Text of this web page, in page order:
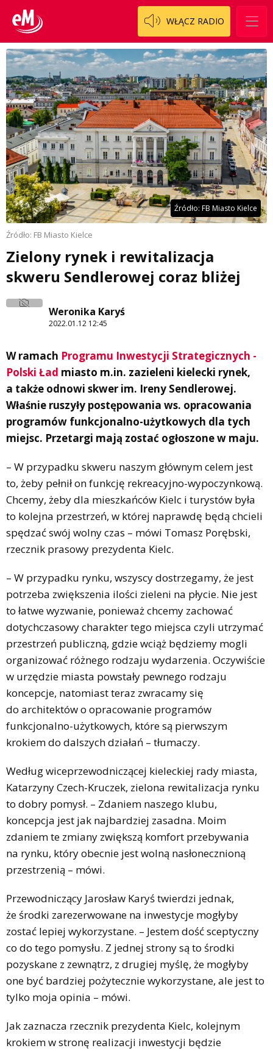
WŁĄCZ RADIO
Źródło: FB Miasto Kielce
Źródło: FB Miasto Kielce
Zielony rynek i rewitalizacja
skweru Sendlerowej coraz bliżej
Weronika Karyś
2022.01.12 12:45
W ramach Programu Inwestycji Strategicznych -
Polski Ład miasto m.in. zazieleni kielecki rynek,
a także odnowi skwer im. Ireny Sendlerowej.
Właśnie ruszyły postępowania ws. opracowania
programów funkcjonalno-użytkowych dla tych
miejsc. Przetargi mają zostać ogłoszone w maju.
– W przypadku skweru naszym głównym celem jest
to, żeby pełnił on funkcję rekreacyjno-wypoczynkową.
Chcemy, żeby dla mieszkańców Kielc i turystów była
to kolejna przestrzeń, w której naprawdę będą chcieli
spędzać swój wolny czas – mówi Tomasz Porębski,
rzecznik prasowy prezydenta Kielc.
– W przypadku rynku, wszyscy dostrzegamy, że jest
potrzeba zwiększenia ilości zieleni na płycie. Nie jest
to łatwe wyzwanie, ponieważ chcemy zachować
dotychczasowy charakter tego miejsca czyli utrzymać
przestrzeń publiczną, gdzie wciąż będziemy mogli
organizować różnego rodzaju wydarzenia. Oczywiście
w urzędzie miasta powstały pewnego rodzaju
koncepcje, natomiast teraz zwracamy się
do architektów o opracowanie programów
funkcjonalno-użytkowych, które są pierwszym
krokiem do dalszych działań – tłumaczy.
Według wiceprzewodniczącej kieleckiej rady miasta,
Katarzyny Czech-Kruczek, zielona rewitalizacja rynku
to dobry pomysł. – Zdaniem naszego klubu,
koncepcja jest jak najbardziej zasadna. Moim
zdaniem te zmiany zwiększą komfort przebywania
na rynku, który obecnie jest wolną nasłonecznioną
przestrzenią – mówi.
Przewodniczący Jarosław Karyś twierdzi jednak,
że środki zarezerwowane na inwestycje mogłyby
zostać lepiej wykorzystane. – Jestem dość sceptyczny
co do tego pomysłu. Z jednej strony są to środki
pozyskane z zewnątrz, z drugiej myślę, że mogłyby
one być bardziej pożytecznie wykorzystane, ale jest to
tylko moja opinia – mówi.
Jak zaznacza rzecznik prezydenta Kielc, kolejnym
krokiem w stronę realizacji inwestycji będzie